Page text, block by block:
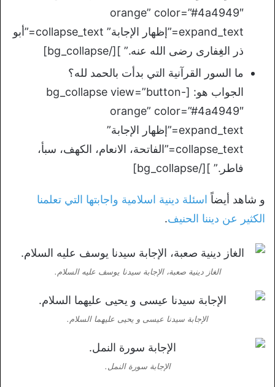
orange” color=”#4a4949″
expand_text=”إظهار الإجابة” collapse_text=”أبو
ذر الغِفارى رضى الله عنه.” ][/bg_collapse]
ما السور القرآنية التي بدأت بالحمد لله؟
الجواب هو: [bg_collapse view=”button-
orange” color=”#4a4949″
expand_text=”إظهار الإجابة”
collapse_text=”الفاتحة، الانعام، الكهف، سبأ،
فاطر.” ][/bg_collapse]
و شاهد أيضاً اسئلة دينية اسلامية واجابتها التي تعلمنا
الكثير عن ديننا الحنيف.
الغاز دينية صعبة، الإجابة سيدنا يوسف عليه السلام.
الإجابة سيدنا عيسى و يحيى عليهما السلام.
الإجابة سورة النمل.